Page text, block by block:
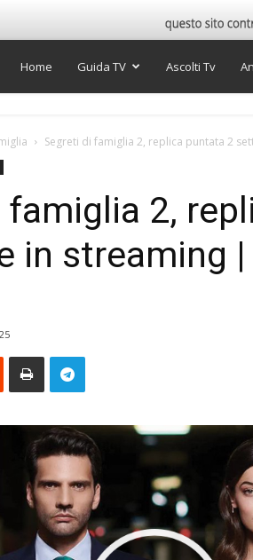
Super
Home Guida TV Ascolti Tv
Segreti di famiglia 2, replica puntata 2
famiglia 2,
in streaming |